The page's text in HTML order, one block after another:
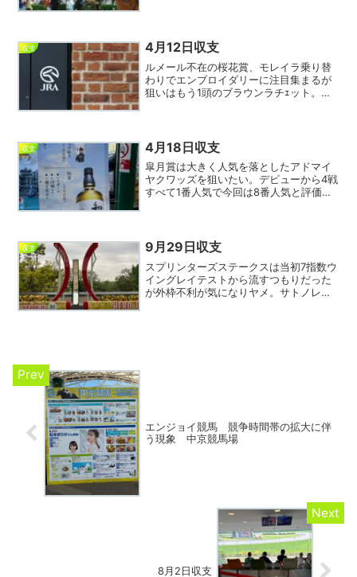
本日は函館1レース...
収支 4月12日収支
ルメール不在の桜花賞、モレイラ乗り替
わりでエンブロイダリーに注目集まるが
狙いはもう1頭のブラウンラチｪット。大
は⑱から②⑦⑨へワイ...
収支 4月18日収支
皐月賞は大きく人気を落としたアドマイ
ヤクワッズを狙いたい。デビューから4戦
すべて1番人気で今回は8番人気と評価を
支は大幅マイナスと苦...
収支 9月29日収支
スプリンターズステークスは当初7指数ウ
イングレイテストから流すつもりだった
が外枠不利が気になりヤメ。サトノレー
エンジョイ競馬 競争時間帯の拡大に伴
う現象 中京競馬場
8月2日収支